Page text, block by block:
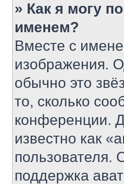
» Как я могу
именем?
Вместе с
изображения.
обычно это
то, сколько
конференции.
известно как
пользователя.
поддержка